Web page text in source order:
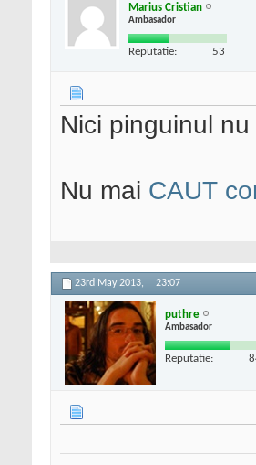
Marius Cristian
Ambasador
Reputatie: 53
Nici pinguinul
Nu mai CAUT
23rd May 2013, 23:07
puthre
Ambasador
Reputatie: